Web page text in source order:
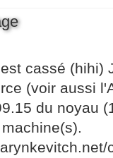
cassé (hihi)
(voir aussi
du noyau